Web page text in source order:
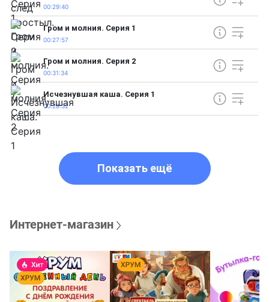
00:29:40
Гром и молния. Серия 1
00:27:57
Гром и молния. Серия 2
00:31:34
Исчезнувшая каша. Серия 1
00:28:32
Показать ещё
Интернет-магазин